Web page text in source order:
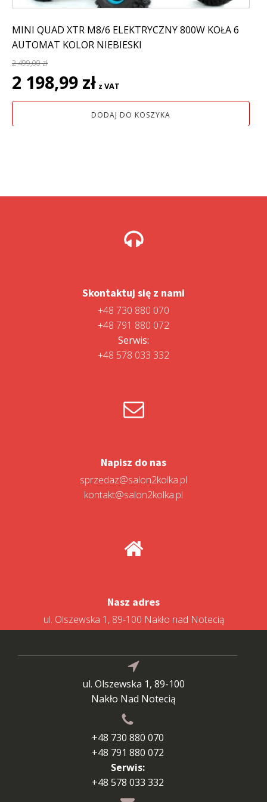
MINI QUAD XTR M8/6 ELEKTRYCZNY 800W KOŁA 6
AUTOMAT KOLOR NIEBIESKI
2 499,00zł
Pierwotna
cena
wynosiła:
2 198,99 zł cena
wynosi:
2
z VAT
DODAJ DO KOSZYKA
Skontaktuj się z nami
+48 730 880 070
+48 791 880 072
Serwis:
+48 578 033 332
Napisz do nas
sprzedaz@salon2kolka.pl
kontakt@salon2kolka.pl
Nasz adres
ul. Olszewska 1, 89-100 Nakło nad Notecią
ul. Olszewska 1, 89-100
Nakło Nad Notecią
+48 730 880 070
+48 791 880 072
Serwis:
+48 578 033 332